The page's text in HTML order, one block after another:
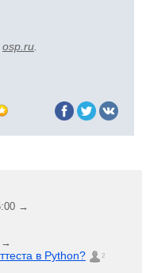
osp.ru
→
→
в Python? 2